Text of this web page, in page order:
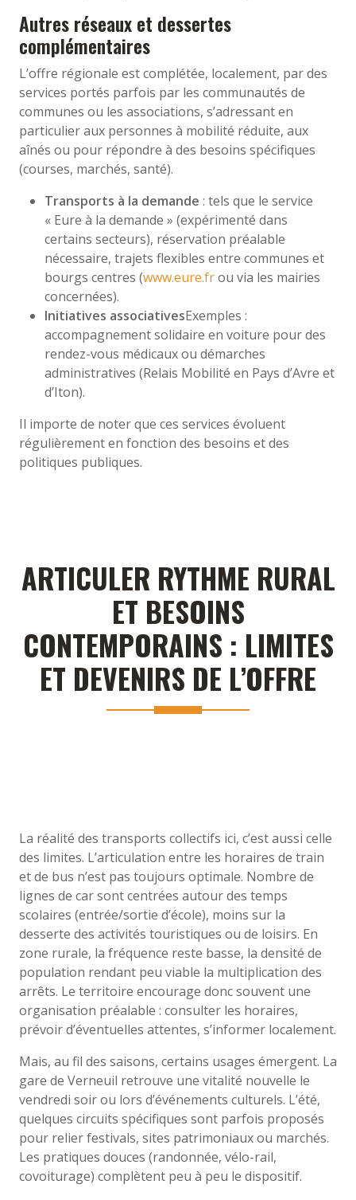
Autres réseaux et dessertes
complémentaires
L’offre régionale est complétée, localement, par des
services portés parfois par les communautés de
communes ou les associations, s’adressant en
particulier aux personnes à mobilité réduite, aux
aînés ou pour répondre à des besoins spécifiques
(courses, marchés, santé).
Transports à la demande : tels que le service
« Eure à la demande » (expérimenté dans
certains secteurs), réservation préalable
nécessaire, trajets flexibles entre communes et
bourgs centres (www.eure.frou via les mairies
concernées).
Initiatives associativesExemples :
accompagnement solidaire en voiture pour des
rendez-vous médicaux ou démarches
administratives (Relais Mobilité en Pays d’Avre et
d’Iton).
Il importe de noter que ces services évoluent
régulièrement en fonction des besoins et des
politiques publiques.
ARTICULER RYTHME RURAL
ET BESOINS
CONTEMPORAINS : LIMITES
ET DEVENIRS DE L’OFFRE
La réalité des transports collectifs ici, c’est aussi celle
des limites. L’articulation entre les horaires de train
et de bus n’est pas toujours optimale. Nombre de
lignes de car sont centrées autour des temps
scolaires (entrée/sortie d’école), moins sur la
desserte des activités touristiques ou de loisirs. En
zone rurale, la fréquence reste basse, la densité de
population rendant peu viable la multiplication des
arrêts. Le territoire encourage donc souvent une
organisation préalable : consulter les horaires,
prévoir d’éventuelles attentes, s’informer localement.
Mais, au fil des saisons, certains usages émergent. La
gare de Verneuil retrouve une vitalité nouvelle le
vendredi soir ou lors d’événements culturels. L’été,
quelques circuits spécifiques sont parfois proposés
pour relier festivals, sites patrimoniaux ou marchés.
Les pratiques douces (randonnée, vélo-rail,
covoiturage) complètent peu à peu le dispositif.